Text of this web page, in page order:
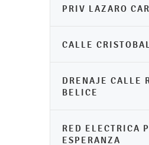
PRIV LAZARO
CALLE
DRENAJE CALLE
BELICE
RED ELECTRICA
ESPERANZA